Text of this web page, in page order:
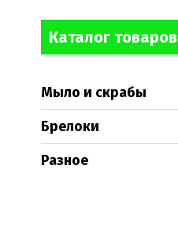
Каталог товаров
Мыло и скрабы
Брелоки
Разное